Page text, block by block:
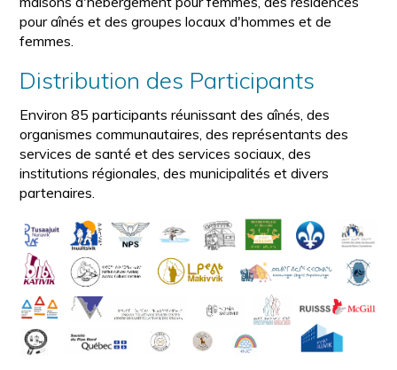
pour aînés et des groupes locaux d'hommes et de
femmes.
Distribution des Participants
Environ 85 participants réunissant des aînés, des
organismes communautaires, des représentants des
services de santé et des services sociaux, des
institutions régionales, des municipalités et divers
partenaires.